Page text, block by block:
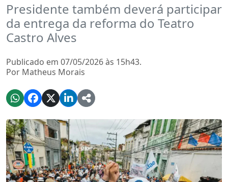
Presidente também deverá participar
da entrega da reforma do Teatro
Castro Alves
Publicado em 07/05/2026 às 15h43.
Por Matheus Morais